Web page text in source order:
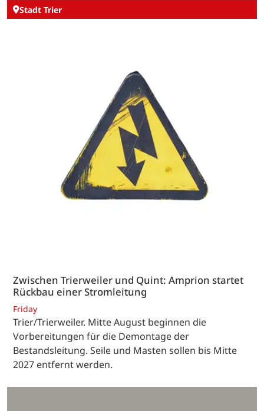
Stadt Trier
Zwischen Trierweiler und Quint: Amprion startet
Rückbau einer Stromleitung
Friday
Trier/Trierweiler. Mitte August beginnen die
Vorbereitungen für die Demontage der
Bestandsleitung. Seile und Masten sollen bis Mitte
2027 entfernt werden.